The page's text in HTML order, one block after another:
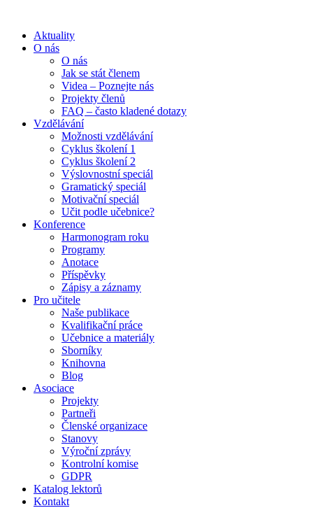
Aktuality
O nás
O nás
Jak se stát členem
Videa – Poznejte nás
Projekty členů
FAQ – často kladené dotazy
Vzdělávání
Možnosti vzdělávání
Cyklus školení 1
Cyklus školení 2
Výslovnostní speciál
Gramatický speciál
Motivační speciál
Učit podle učebnice?
Konference
Harmonogram roku
Programy
Anotace
Příspěvky
Zápisy a záznamy
Pro učitele
Naše publikace
Kvalifikační práce
Učebnice a materiály
Sborníky
Knihovna
Blog
Asociace
Projekty
Partneři
Členské organizace
Stanovy
Výroční zprávy
Kontrolní komise
GDPR
Katalog lektorů
Kontakt